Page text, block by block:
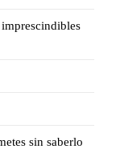
sin saberlo